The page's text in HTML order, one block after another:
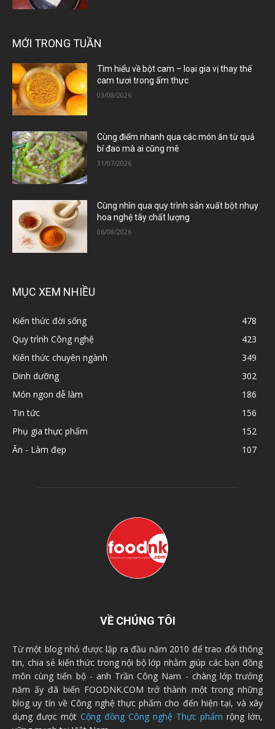
MỚI TRONG TUẦN
Tìm hiểu về bột cam – loại gia vị thay thế
cam tươi trong ẩm thực
03/08/2026
Cùng điểm nhanh qua các món ăn từ quả
bí đao mà ai cũng mê
31/07/2026
Cùng nhìn qua quy trình sản xuất bột nhụy
hoa nghệ tây chất lượng
06/08/2026
MỤC XEM NHIỀU
Kiến thức đời sống
478
Quy trình Công nghệ
423
Kiến thức chuyên ngành
349
Dinh dưỡng
302
Món ngon dễ làm
186
Tin tức
156
Phụ gia thực phẩm
152
Ăn - Làm đẹp
107
VỀ CHÚNG TÔI
Từ một blog nhỏ được lập ra đầu năm 2010 để trao đổi thông
tin, chia sẻ kiến thức trong nội bộ lớp nhằm giúp các bạn đồng
môn cùng tiến bộ - anh Trần Công Nam - chàng lớp trưởng
năm ấy đã biến FOODNK.COM trở thành một trong những
blog uy tín về Công nghệ thực phẩm cho đến hiện tại, và xây
dựng được một Cộng đồng Công nghệ Thực phẩm rộng lớn,